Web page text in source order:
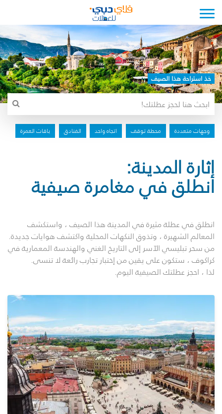
Toggle navigation
خذ استراحة هذا الصيف
وجهات متعددة محطة توقف اتجاه واحد الفنادق باقات العمرة
إثارة المدينة:
انطلق في مغامرة صيفية
انطلق في عطلة مثيرة في المدينة هذا الصيف ، واستكشف
المعالم الشهيرة ، وتذوق النكهات المحلية واكتشف هوايات جديدة.
من سحر تبليسي الآسر إلى التاريخ الغني والهندسة المعمارية في
كراكوف ، ستكون على يقين من إختبار تجارب رائعة لا تنسى.
لذا ، احجز عطلتك الصيفية اليوم.